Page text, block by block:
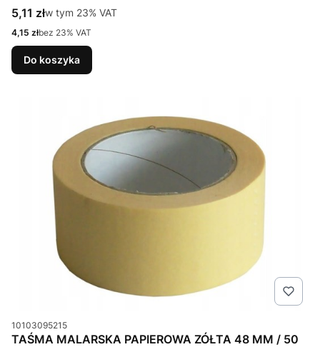
Cena brutto
5,11 złw tym %s VAT
w tym 23% VAT
Cena netto
4,15 złbez 23% VAT
Do koszyka
Kod produktu
10103095215
TAŚMA MALARSKA PAPIEROWA ZÓŁTA 48 MM / 50